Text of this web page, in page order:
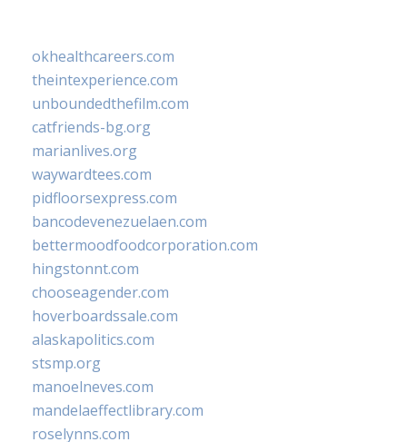
okhealthcareers.com
theintexperience.com
unboundedthefilm.com
catfriends-bg.org
marianlives.org
waywardtees.com
pidfloorsexpress.com
bancodevenezuelaen.com
bettermoodfoodcorporation.com
hingstonnt.com
chooseagender.com
hoverboardssale.com
alaskapolitics.com
stsmp.org
manoelneves.com
mandelaeffectlibrary.com
roselynns.com